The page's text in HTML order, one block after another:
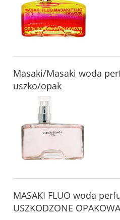
Masaki/Masaki woda
uszko/opak
MASAKI FLUO woda
USZKODZONE